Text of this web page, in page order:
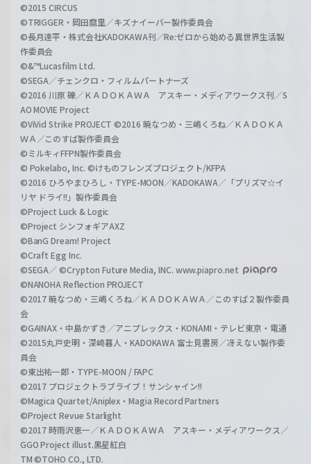
©2015 CIRCUS
©TRIGGER・岡田麿里／キズナイーバー製作委員会
©長月達平・株式会社KADOKAWA刊／Re:ゼロから始める異世界生活製
作委員会
©&™Lucasfilm Ltd.
©SEGA／チェンクロ・フィルムパートナーズ
©2016 川原 礫／ＫＡＤＯＫＡＷＡ アスキー・メディアワークス刊／S
AO MOVIE Project
©ViVid Strike PROJECT ©2016 暁なつめ・三嶋くろね／ＫＡＤＯＫＡ
ＷＡ／このすば製作委員会
©ミルキィFFPN製作委員会
© Pokelabo, Inc. ©けものフレンズプロジェクト/KFPA
©2016 ひろやまひろし・TYPE-MOON／KADOKAWA／「プリズマ☆イ
リヤ ドライ!!」製作委員会
©Project Luck & Logic
©Project シンフォギアAXZ
©BanG Dream! Project
©Craft Egg Inc.
©SEGA／ ©Crypton Future Media, INC. www.piapro.net
©NANOHA Reflection PROJECT
©2017 暁なつめ・三嶋くろね／ＫＡＤＯＫＡＷＡ／このすば２製作委員
会
©GAINAX・中島かずき／アニプレックス・KONAMI・テレビ東京・電通
©2015丸戸史明・深崎暮人・KADOKAWA 富士見書房／冴えない製作委
員会
©東出祐一郎・TYPE-MOON / FAPC
©2017 プロジェクトラブライブ！サンシャイン!!
©Magica Quartet/Aniplex・Magia Record Partners
©Project Revue Starlight
©2017 時雨沢恵一／ＫＡＤＯＫＡＷＡ アスキー・メディアワークス／
GGO Project illust.黒星紅白
TM ©TOHO CO., LTD.